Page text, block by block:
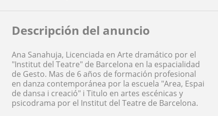
Descripción del anuncio
Ana Sanahuja, Licenciada en Arte dramático por el
"Institut del Teatre" de Barcelona en la espacialidad
de Gesto. Mas de 6 años de formación profesional
en danza contemporánea por la escuela "Area, Espai
de dansa i creació" i Titulo en artes escénicas y
psicodrama por el Institut del Teatre de Barcelona.